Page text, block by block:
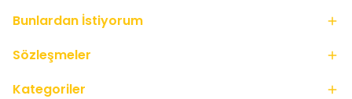
Bunlardan İstiyorum
Sözleşmeler
Kategoriler